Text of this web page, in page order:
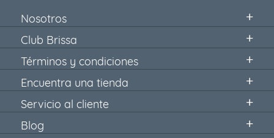
Nosotros
Club Brissa
Términos y condiciones
Encuentra una tienda
Servicio al cliente
Blog